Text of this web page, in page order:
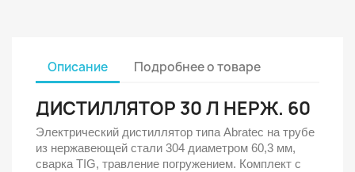
Описание Подробнее о товаре
ДИСТИЛЛЯТОР 30 Л НЕРЖ. 60
Электрический дистиллятор типа Abratec на трубе
из нержавеющей стали 304 диаметром 60,3 мм,
сварка TIG, травление погружением. Комплект с